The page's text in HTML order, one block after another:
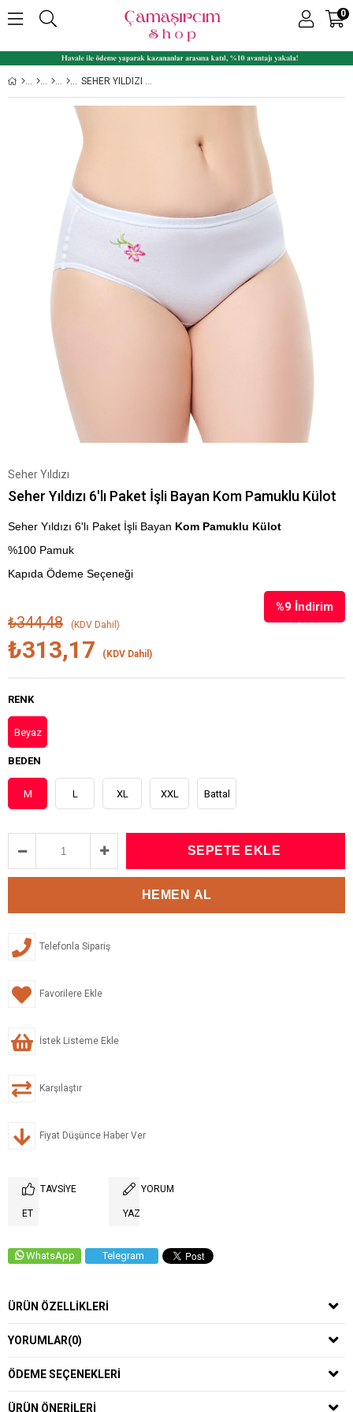
0
SEHER YILDIZI 6'LI PAKET İŞLI BAYAN KOM PAMUKLU KÜLOT
Seher Yıldızı
Seher Yıldızı 6'lı Paket İşli Bayan Kom Pamuklu Külot
Seher Yıldızı 6'lı Paket İşli Bayan Kom Pamuklu Külot
%100 Pamuk
Kapıda Ödeme Seçeneği
%9 İndirim
₺344,48 (KDV Dahil)
₺313,17 (KDV Dahil)
RENK
Beyaz
BEDEN
M L XL XXL Battal
Telefonla Sipariş
Favorilere Ekle
İstek Listeme Ekle
Karşılaştır
Fiyat Düşünce Haber Ver
TAVSIYE
ET
YORUM
YAZ
WhatsApp Telegram
ÜRÜN ÖZELLIKLERI
YORUMLAR(0)
ÖDEME SEÇENEKLERI
ÜRÜN ÖNERILERI